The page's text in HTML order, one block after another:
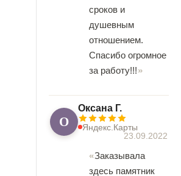
сроков и
душевным
отношением.
Спасибо огромное
за работу!!!
О
Оксана Г.
Яндекс.Карты
23.09.2022
Заказывала
здесь памятник